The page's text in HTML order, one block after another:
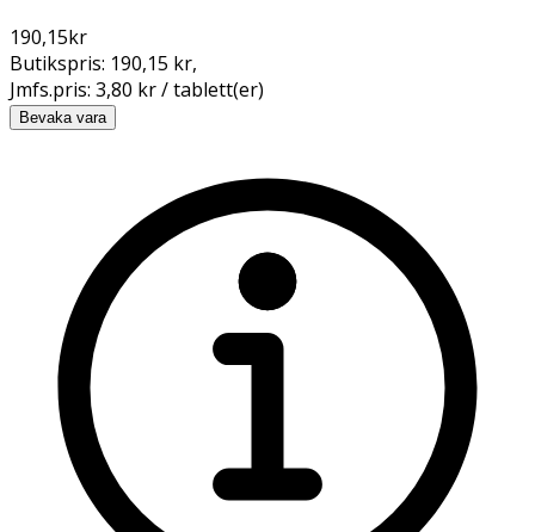
190,15kr
Butikspris: 190,15 kr,
Jmfs.pris: 3,80 kr / tablett(er)
Bevaka vara